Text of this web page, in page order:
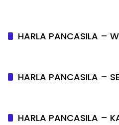
HARLA PANCASILA –
HARLA PANCASILA –
HARLA PANCASILA –